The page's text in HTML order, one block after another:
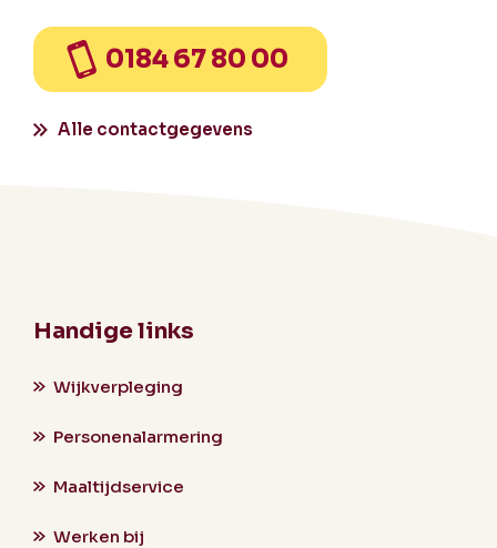
0184 67 80 00
Alle contactgegevens
Handige links
Wijkverpleging
Personenalarmering
Maaltijdservice
Werken bij